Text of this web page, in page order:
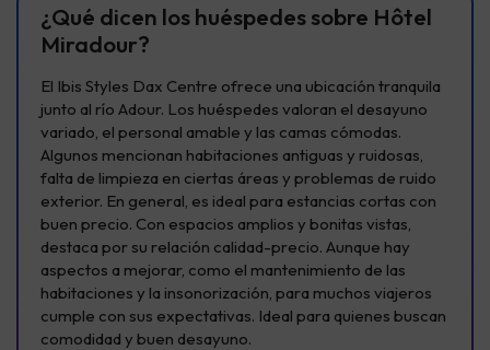
¿Qué dicen los huéspedes sobre Hôtel
Miradour?
El Ibis Styles Dax Centre ofrece una ubicación tranquila
junto al río Adour. Los huéspedes valoran el desayuno
variado, el personal amable y las camas cómodas.
Algunos mencionan habitaciones antiguas y ruidosas,
falta de limpieza en ciertas áreas y problemas de ruido
exterior. En general, es ideal para estancias cortas con
buen precio. Con espacios amplios y bonitas vistas,
destaca por su relación calidad-precio. Aunque hay
aspectos a mejorar, como el mantenimiento de las
habitaciones y la insonorización, para muchos viajeros
cumple con sus expectativas. Ideal para quienes buscan
comodidad y buen desayuno.